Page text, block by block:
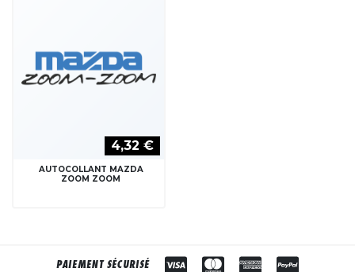
4,32 €
AUTOCOLLANT MAZDA
ZOOM ZOOM
PAIEMENT SÉCURISÉ